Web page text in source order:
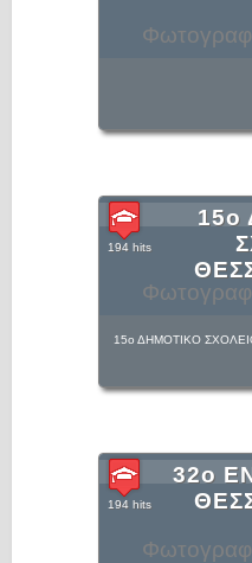
15ο
194 hits
15ο ΔΗΜΟΤΙΚΟ
32ο
194 hits